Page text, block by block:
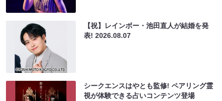
【祝】レインボー・池田直人が結婚を発
表!2026.08.07
シークエンスはやとも監修! ペアリング霊
視が体験できる占いコンテンツ登場